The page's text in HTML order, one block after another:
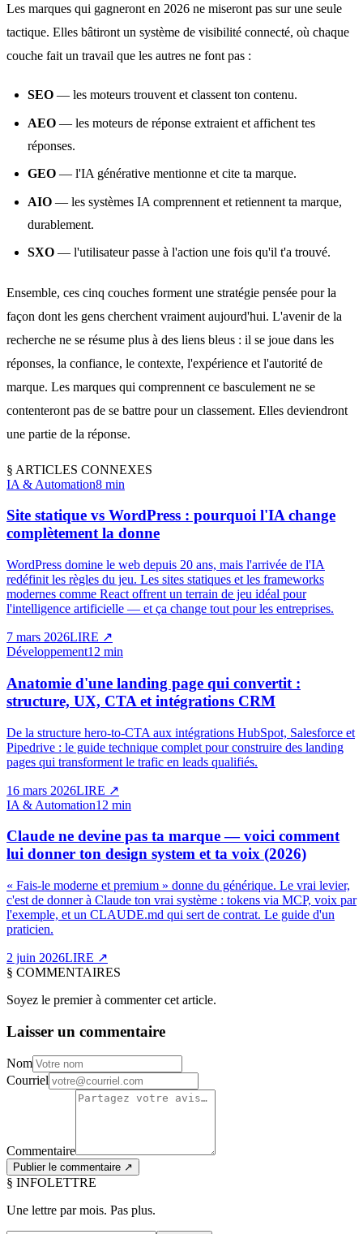
Les marques qui gagneront en 2026 ne miseront pas sur une seule
tactique. Elles bâtiront un système de visibilité connecté, où chaque
couche fait un travail que les autres ne font pas :
SEO— les moteurs trouvent et classent ton contenu.
AEO— les moteurs de réponse extraient et affichent tes
réponses.
GEO— l'IA générative mentionne et cite ta marque.
AIO— les systèmes IA comprennent et retiennent ta marque,
durablement.
SXO— l'utilisateur passe à l'action une fois qu'il t'a trouvé.
Ensemble, ces cinq couches forment une stratégie pensée pour la
façon dont les gens cherchent vraiment aujourd'hui. L'avenir de la
recherche ne se résume plus à des liens bleus : il se joue dans les
réponses, la confiance, le contexte, l'expérience et l'autorité de
marque. Les marques qui comprennent ce basculement ne se
contenteront pas de se battre pour un classement. Elles deviendront
une partie de la réponse.
§ ARTICLES CONNEXES
IA & Automation8 min
Site statique vs WordPress : pourquoi l'IA change
complètement la donne
WordPress domine le web depuis 20 ans, mais l'arrivée de l'IA
redéfinit les règles du jeu. Les sites statiques et les frameworks
modernes comme React offrent un terrain de jeu idéal pour
l'intelligence artificielle — et ça change tout pour les entreprises.
7 mars 2026LIRE ↗
Développement12 min
Anatomie d'une landing page qui convertit :
structure, UX, CTA et intégrations CRM
De la structure hero-to-CTA aux intégrations HubSpot, Salesforce et
Pipedrive : le guide technique complet pour construire des landing
pages qui transforment le trafic en leads qualifiés.
16 mars 2026LIRE ↗
IA & Automation12 min
Claude ne devine pas ta marque — voici comment
lui donner ton design system et ta voix (2026)
« Fais-le moderne et premium » donne du générique. Le vrai levier,
c'est de donner à Claude ton vrai système : tokens via MCP, voix par
l'exemple, et un CLAUDE.md qui sert de contrat. Le guide d'un
praticien.
2 juin 2026LIRE ↗
§ COMMENTAIRES
Soyez le premier à commenter cet article.
Laisser un commentaire
Nom
Courriel
Commentaire
Publier le commentaire ↗
§ INFOLETTRE
Une lettre par mois. Pas plus.